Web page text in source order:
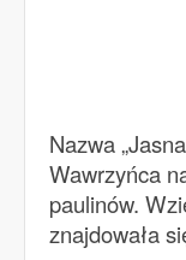
Nazwa
Wawrzyńca
paulinów.
znajdowała